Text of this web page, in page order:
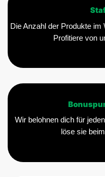
Die Anzahl der Produkte im
Profitiere von
Wir belohnen dich für
löse sie